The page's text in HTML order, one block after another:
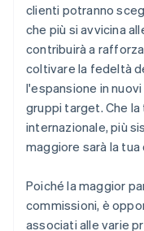
clienti potranno
che più si avvicina
contribuirà a
coltivare la fedeltà
l'espansione in
gruppi target. Che
internazionale, più
maggiore sarà la
Poiché la maggior
commissioni, è
associati alle varie